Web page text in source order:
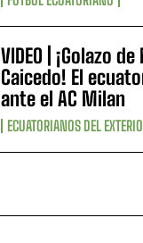
VIDEO | ¡Golazo
Caicedo! El
ante el AC Milan
ECUATORIANOS DEL